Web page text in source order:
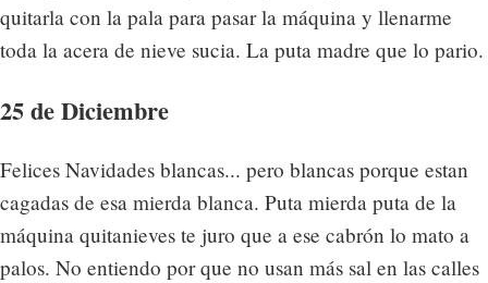
quitarla con la pala para pasar la máquina y llenarme
toda la acera de nieve sucia. La puta madre que lo pario.
25 de Diciembre
Felices Navidades blancas... pero blancas porque estan
cagadas de esa mierda blanca. Puta mierda puta de la
máquina quitanieves te juro que a ese cabrón lo mato a
palos. No entiendo por que no usan más sal en las calles